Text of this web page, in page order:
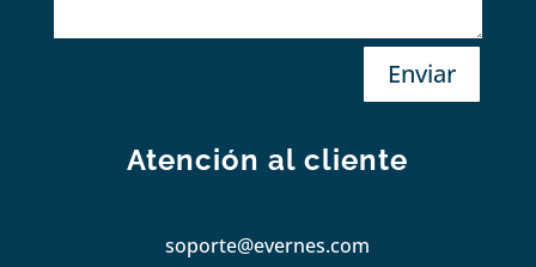
Enviar
Atención al cliente
soporte@evernes.com